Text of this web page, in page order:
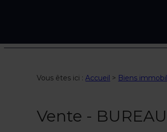
Vous êtes ici :Accueil > Biens
Vente -